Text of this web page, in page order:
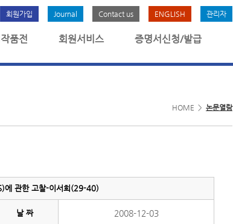
회원가입 Journal Contact us ENGLISH 관리자
품전 회원서비스 증명서신청/발급
HOME > 논문열람
에 관한 고찰-이서희(29-40)
날 짜 2008-12-03